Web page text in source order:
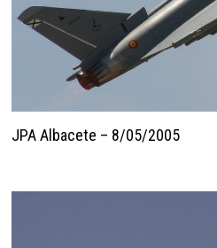
JPA Albacete – 8/05/2005